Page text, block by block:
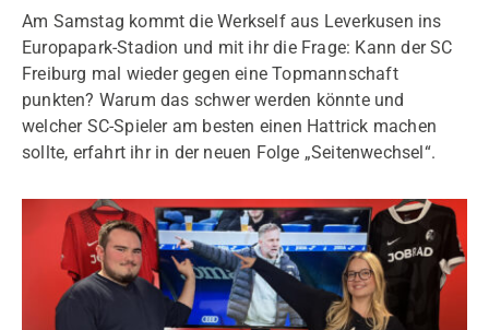
Am Samstag kommt die Werkself aus Leverkusen ins
Europapark-Stadion und mit ihr die Frage: Kann der SC
Freiburg mal wieder gegen eine Topmannschaft
punkten? Warum das schwer werden könnte und
welcher SC-Spieler am besten einen Hattrick machen
sollte, erfahrt ihr in der neuen Folge „Seitenwechsel“.